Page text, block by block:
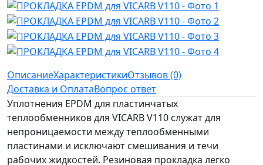
ОписаниеХарактеристикиОтзывов (0)
Доставка и ОплатаВопрос ответ
Уплотнения EPDM для пластинчатых
теплообменников для VICARB V110 служат для
непроницаемости между теплообменными
пластинами и исключают смешивания и течи
рабочих жидкостей. Резиновая прокладка легко